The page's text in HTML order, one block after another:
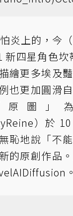
炎上的，今
四星角色坎
繪更多埃及
也更加圓滑
原圖」
）於
恥地說「不
的原創作品
。